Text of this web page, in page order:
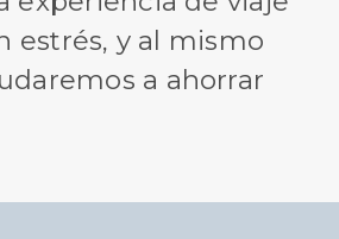
estrés, y al mismo
a ahorrar